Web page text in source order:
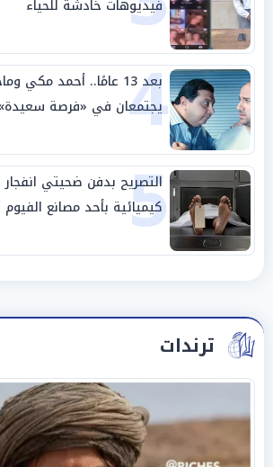
فيديوهات خادشة للحياء
4 بعد 13 عامًا.. أحمد مكي
يجتمعان في «فرصة
5
التصريح بدفن ضحيتي انفجار
كيميائية بأحد مصانع الفيوم
ترندات